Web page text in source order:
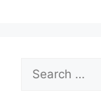
Search
for: